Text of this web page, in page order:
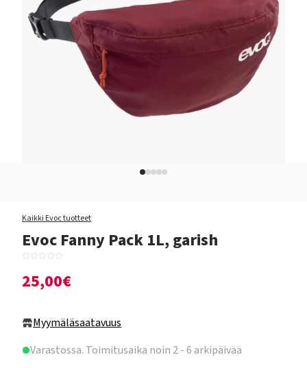
Kaikki Evoc tuotteet
Evoc Fanny Pack 1L, garish
25,00€
Myymäläsaatavuus
Varastossa. Toimitusaika noin 2 - 6 arkipäivää